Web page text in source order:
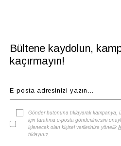
Bültene kaydolun,
kaçırmayın!
Gönder butonuna tıklayarak kampanya,
için tarafıma e-posta gönderilmesini
işlenecek olan kişisel verilerinize yönelik
tıklayınız